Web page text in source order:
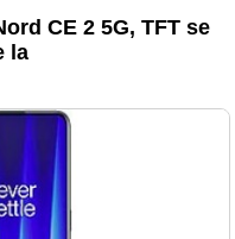
CE 2 5G, TFT se
la